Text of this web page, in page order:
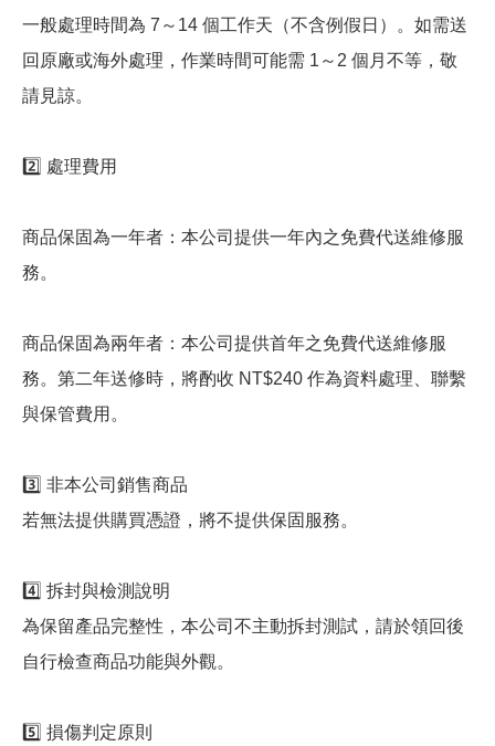
一般處理時間為 7～14 個工作天（不含例假日）。如需送
回原廠或海外處理，作業時間可能需 1～2 個月不等，敬
請見諒。
2️⃣ 處理費用
商品保固為一年者：本公司提供一年內之免費代送維修服
務。
商品保固為兩年者：本公司提供首年之免費代送維修服
務。第二年送修時，將酌收 NT$240 作為資料處理、聯繫
與保管費用。
3️⃣ 非本公司銷售商品
若無法提供購買憑證，將不提供保固服務。
4️⃣ 拆封與檢測說明
為保留產品完整性，本公司不主動拆封測試，請於領回後
自行檢查商品功能與外觀。
5️⃣ 損傷判定原則